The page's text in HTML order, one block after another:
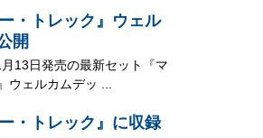
・トレック』ウェル
開
13日発売の最新セット『マ
ェルカムデッ ...
・トレック』に収録